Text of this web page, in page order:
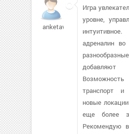
anketavlad
Игра
уровне,
адреналин
транспорт и
новые
еще более
Рекомендую